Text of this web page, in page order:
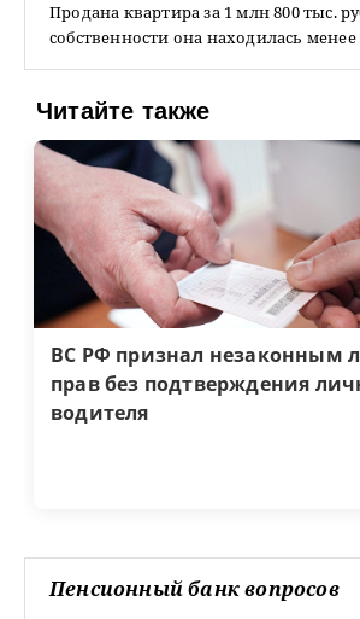
Продана квартира за 1 млн 800 тыс.
собственности она находилась менее
Читайте также
ВС РФ признал незаконным
прав без подтверждения
водителя
Пенсионный банк вопросов